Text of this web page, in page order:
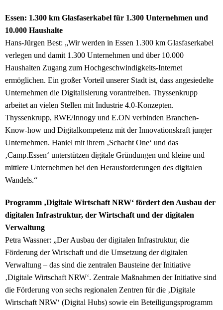
Essen: 1.300 km Glasfaserkabel für 1.300 Unternehmen und
10.000 Haushalte
Hans-Jürgen Best: „Wir werden in Essen 1.300 km Glasfaserkabel
verlegen und damit 1.300 Unternehmen und über 10.000
Haushalten Zugang zum Hochgeschwindigkeits-Internet
ermöglichen. Ein großer Vorteil unserer Stadt ist, dass angesiedelte
Unternehmen die Digitalisierung vorantreiben. Thyssenkrupp
arbeitet an vielen Stellen mit Industrie 4.0-Konzepten.
Thyssenkrupp, RWE/Innogy und E.ON verbinden Branchen-
Know-how und Digitalkompetenz mit der Innovationskraft junger
Unternehmen. Haniel mit ihrem ‚Schacht One‘ und das
‚Camp.Essen‘ unterstützen digitale Gründungen und kleine und
mittlere Unternehmen bei den Herausforderungen des digitalen
Wandels.“
Programm ‚Digitale Wirtschaft NRW‘ fördert den Ausbau der
digitalen Infrastruktur, der Wirtschaft und der digitalen
Verwaltung
Petra Wassner: „Der Ausbau der digitalen Infrastruktur, die
Förderung der Wirtschaft und die Umsetzung der digitalen
Verwaltung – das sind die zentralen Bausteine der Initiative
‚Digitale Wirtschaft NRW‘. Zentrale Maßnahmen der Initiative sind
die Förderung von sechs regionalen Zentren für die ‚Digitale
Wirtschaft NRW‘ (Digital Hubs) sowie ein Beteiligungsprogramm